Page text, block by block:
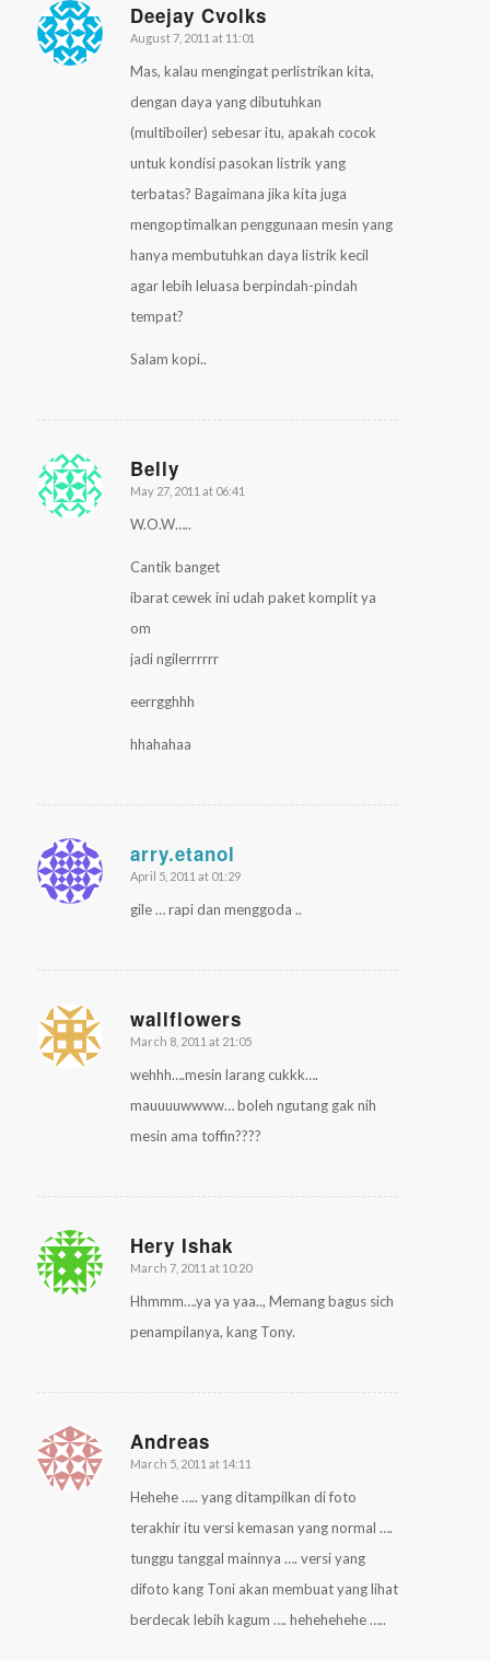
Deejay Cvolks
says:
August 7, 2011 at 11:01
Mas, kalau mengingat perlistrikan kita,
dengan daya yang dibutuhkan
(multiboiler) sebesar itu, apakah cocok
untuk kondisi pasokan listrik yang
terbatas? Bagaimana jika kita juga
mengoptimalkan penggunaan mesin yang
hanya membutuhkan daya listrik kecil
agar lebih leluasa berpindah-pindah
tempat?
Salam kopi..
Belly
says:
May 27, 2011 at 06:41
W.O.W…..
Cantik banget
ibarat cewek ini udah paket komplit ya
om
jadi ngilerrrrrr
eerrgghhh
hhahahaa
arry.etanol
says:
April 5, 2011 at 01:29
gile … rapi dan menggoda ..
wallflowers
says:
March 8, 2011 at 21:05
wehhh….mesin larang cukkk….
mauuuuwwww… boleh ngutang gak nih
mesin ama toffin????
Hery Ishak
says:
March 7, 2011 at 10:20
Hhmmm….ya ya yaa.., Memang bagus sich
penampilanya, kang Tony.
Andreas
says:
March 5, 2011 at 14:11
Hehehe ….. yang ditampilkan di foto
terakhir itu versi kemasan yang normal ….
tunggu tanggal mainnya …. versi yang
difoto kang Toni akan membuat yang lihat
berdecak lebih kagum …. hehehehehe …..